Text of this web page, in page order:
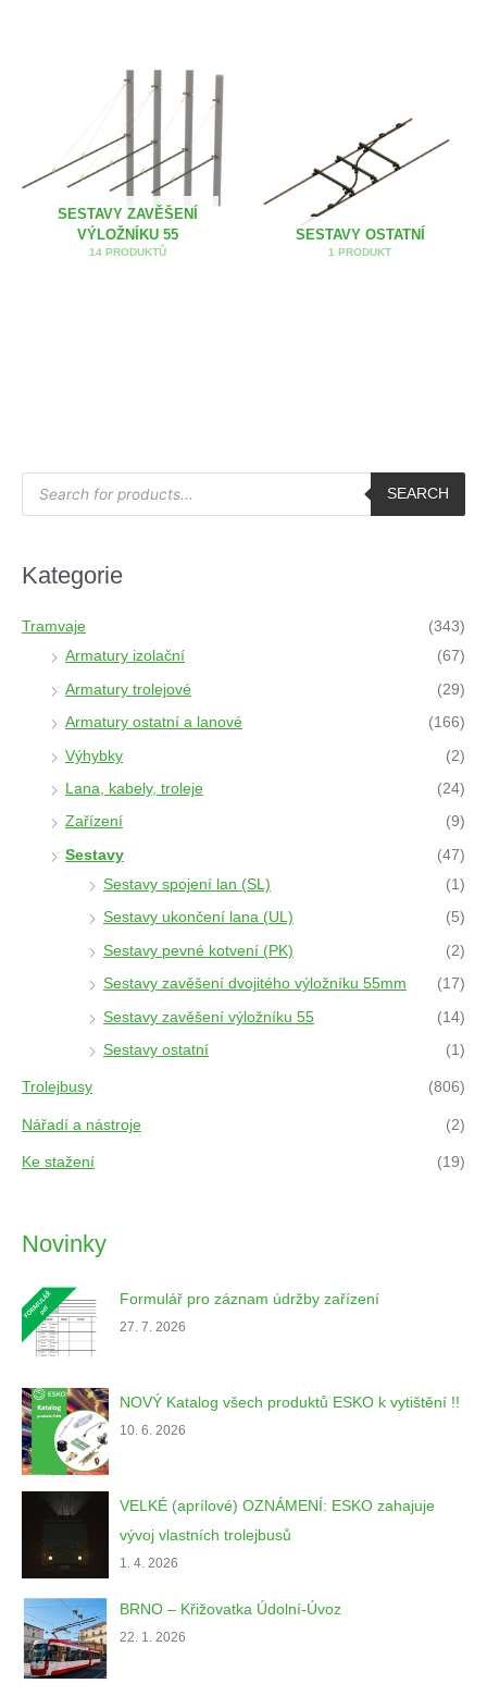
SESTAVY ZAVĚŠENÍ
VÝLOŽNÍKU 55
14 PRODUKTŮ
SESTAVY OSTATNÍ
1 PRODUKT
P
d
s
a
r
SEARCH
Kategorie
Tramvaje
(343)
Armatury izolační
(67)
Armatury trolejové (29)
Armatury ostatní a lanové (166)
Výhybky (2)
Lana, kabely, troleje (24)
Zařízení (9)
Sestavy
(47)
Sestavy spojení lan (SL)
(1)
Sestavy ukončení lana (UL) (5)
Sestavy pevné kotvení (PK) (2)
Sestavy zavěšení dvojitého výložníku 55mm (17)
Sestavy zavěšení výložníku 55 (14)
Sestavy ostatní (1)
Trolejbusy (806)
Nářadí a nástroje (2)
Ke stažení (19)
Novinky
Formulář pro záznam údržby zařízení
27. 7. 2026
NOVÝ Katalog všech produktů ESKO k vytištění !!
10. 6. 2026
VELKÉ (aprílové) OZNÁMENÍ: ESKO zahajuje
vývoj vlastních trolejbusů
1. 4. 2026
BRNO – Křižovatka Údolní-Úvoz
22. 1. 2026